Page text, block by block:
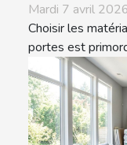
Mardi 7 avril
Choisir les
portes est